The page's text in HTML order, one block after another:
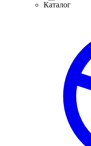
Каталог